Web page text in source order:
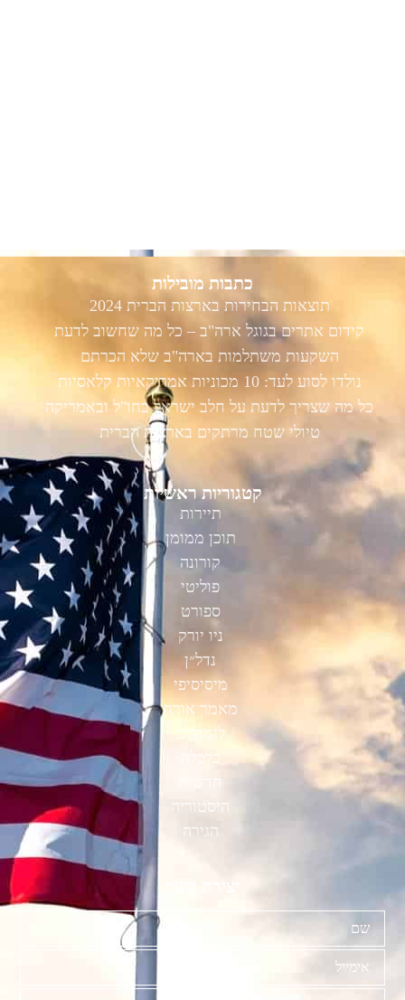
כתבות מובילות
תוצאות הבחירות בארצות הברית 2024
קידום אתרים בגוגל ארה"ב – כל מה שחשוב לדעת
השקעות משתלמות בארה"ב שלא הכרתם
נולדו לסוע לעד: 10 מכוניות אמריקאיות קלאסיות
כל מה שצריך לדעת על חלב ישראל בחו"ל ובאמריקה
טיולי שטח מרתקים בארצות הברית
קטגוריות ראשיות
תיירות
תוכן ממומן
קורונה
פוליטי
ספורט
ניו יורק
נדל״ן
מיסיסיפי
מאמר אורח
לימודים
כלכלה
חדשות
היסטוריה
הגירה